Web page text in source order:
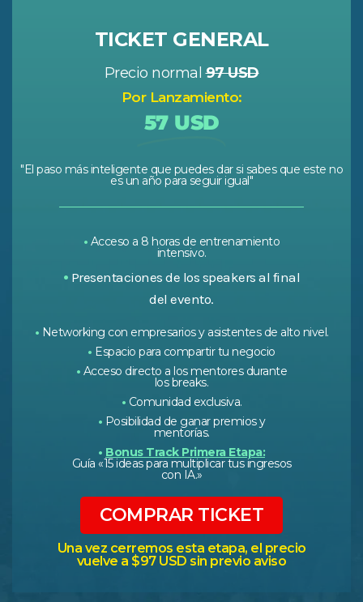
TICKET GENERAL
Precio normal97 USD
Por Lanzamiento:
57 USD
"El paso más inteligente que puedes dar si sabes que este no
es un año para seguir igual"
• Acceso a 8 horas de entrenamiento
intensivo.
• Presentaciones de los speakers al final
del evento.
• Networking con empresarios y asistentes de alto nivel.
• Espacio para compartir tu negocio
• Acceso directo a los mentores durante
los breaks.
• Comunidad exclusiva.
• Posibilidad de ganar premios y
mentorías.
• Bonus Track Primera Etapa:
Guía «15 ideas para multiplicar tus ingresos
con IA.»
COMPRAR TICKET
Una vez cerremos esta etapa, el precio
vuelve a $97 USD sin previo aviso